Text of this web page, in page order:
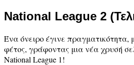
National League 2
Ένα όνειρο έγινε πραγματικότητα,
φέτος, γράφοντας μια νέα χρυσή
National League 1!